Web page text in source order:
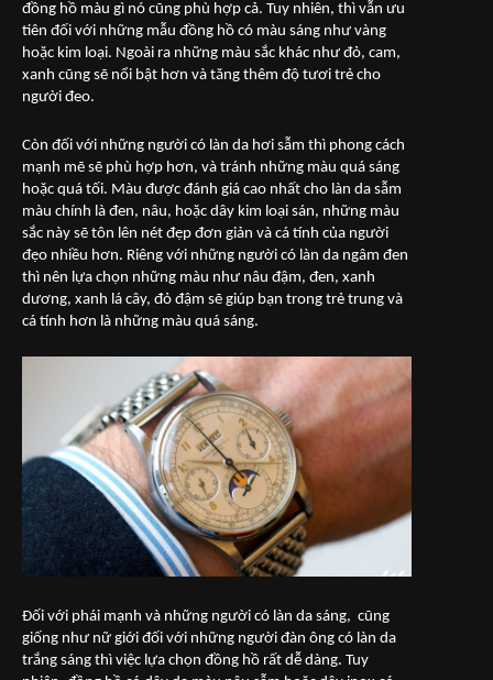
đồng hồ màu gì nó cũng phù hợp cả. Tuy nhiên, thì vẫn ưu
tiên đối với những mẫu đồng hồ có màu sáng như vàng
hoặc kim loại. Ngoài ra những màu sắc khác như đỏ, cam,
xanh cũng sẽ nổi bật hơn và tăng thêm độ tươi trẻ cho
người đeo.
Còn đối với những người có làn da hơi sẫm thì phong cách
mạnh mẽ sẽ phù hợp hơn, và tránh những màu quá sáng
hoặc quá tối. Màu được đánh giá cao nhất cho làn da sẫm
màu chính là đen, nâu, hoặc dây kim loại sán, những màu
sắc này sẽ tôn lên nét đẹp đơn giản và cá tính của người
đẹo nhiều hơn. Riêng với những người có làn da ngâm đen
thì nên lựa chọn những màu như nâu đậm, đen, xanh
dương, xanh lá cây, đỏ đậm sẽ giúp bạn trong trẻ trung và
cá tính hơn là những màu quá sáng.
Đối với phái mạnh và những người có làn da sáng, cũng
giống như nữ giới đối với những người đàn ông có làn da
trắng sáng thì việc lựa chọn đồng hồ rất dễ dàng. Tuy